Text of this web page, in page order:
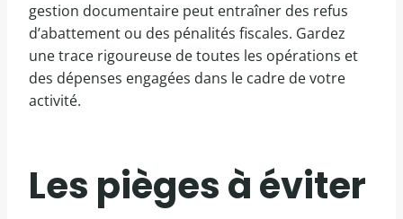
gestion documentaire peut entraîner des refus
d’abattement ou des pénalités fiscales. Gardez
une trace rigoureuse de toutes les opérations et
des dépenses engagées dans le cadre de votre
activité.
Les pièges à éviter